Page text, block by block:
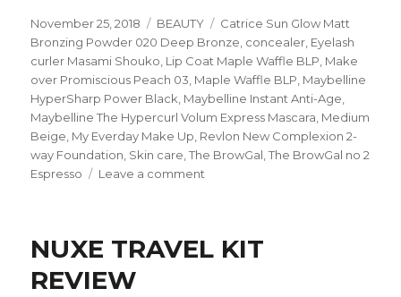
Posted
on
November 25, 2018 Categories
BEAUTY Tags
Catrice Sun Glow Matt
Bronzing Powder 020 Deep Bronze, concealer, Eyelash
curler Masami Shouko, Lip Coat Maple Waffle BLP, Make
over Promiscious Peach 03, Maple Waffle BLP, Maybelline
HyperSharp Power Black, Maybelline Instant Anti-Age,
Maybelline The Hypercurl Volum Express Mascara, Medium
Beige, My Everday Make Up, Revlon New Complexion 2-
way Foundation, Skin care,The BrowGal,The BrowGal no 2
Espresso
Leave a comment
NUXE TRAVEL KIT
REVIEW